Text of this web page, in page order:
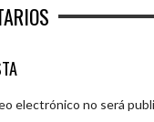
electrónico no será